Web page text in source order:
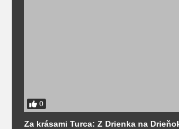
0
Za krásami Turca: Z Drienka na